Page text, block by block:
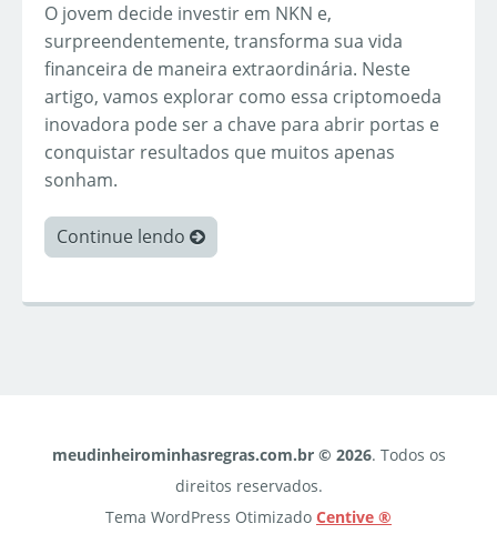
O jovem decide investir em NKN e,
surpreendentemente, transforma sua vida
financeira de maneira extraordinária. Neste
artigo, vamos explorar como essa criptomoeda
inovadora pode ser a chave para abrir portas e
conquistar resultados que muitos apenas
sonham.
Continue lendo
meudinheirominhasregras.com.br © 2026. Todos os
direitos reservados.
Tema WordPress Otimizado Centive ®